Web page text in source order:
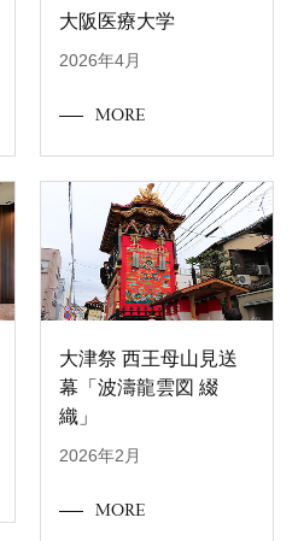
大阪医療大学
2026年4月
MORE
大津祭 西王母山見送
幕「波濤龍雲図 綴
織」
2026年2月
MORE